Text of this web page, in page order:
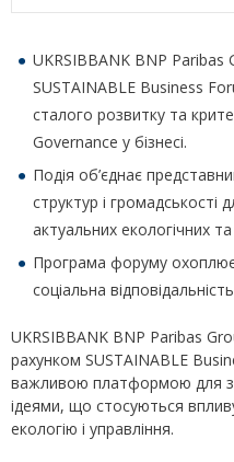
UKRSIBBANK BNP Paribas
SUSTAINABLE Business
сталого розвитку та
Governance у бізнесі.
Подія об’єднає
структур і громадськості
актуальних екологічних
Програма форуму
соціальна
UKRSIBBANK BNP Paribas
рахунком SUSTAINABLE
важливою платформою для
ідеями, що стосуються
екологію і управління.